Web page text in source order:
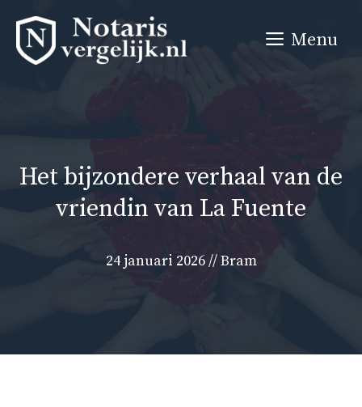
naar
Menu
Het bijzondere verhaal van de
vriendin van La Fuente
24 januari 2026//Bram